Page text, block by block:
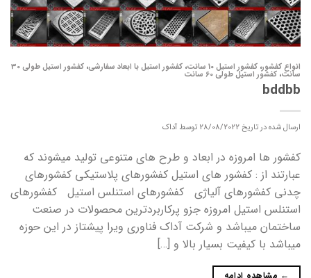
انواع کفشور، کفشور استیل 10 سانت ، کفشور استیل با ابعاد سفارشی، کفشور استیل طولی 30
سانت، کفشور استیل طولی 60 سانت
bddbb
ارسال شده در تاریخ28/08/2022 توسط آداک
کفشور ها امروزه در ابعاد و طرح های متنوعی تولید میشوند که
عبارتند از : کفشور های استیل کفشورهای پلاستیکی کفشورهای
چدنی کفشورهای آلیاژی کفشورهای استنلس استیل کفشورهای
استنلس استیل امروزه جزو پرکاربردترین محصولات در صنعت
ساختمان میباشد و شرکت آداک فناوری ویرا پیشتاز در این حوزه
میباشد با کیفیت بسیار بالا و […]